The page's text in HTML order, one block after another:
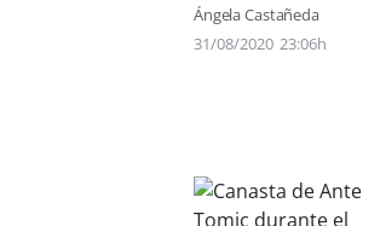
Ángela Castañeda
31/08/2020 23:06h